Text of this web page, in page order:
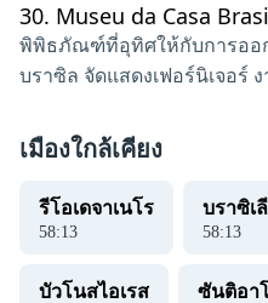
30. Museu da Casa
พิพิธภัณฑ์ที่อุทิศให้กับการออ
บราซิล จัดแสดงเฟอร์นิเจอร์
เมืองใกล้เคียง
รีโอเดจาเนโร
58:13
บราซิเ
58:13
บัวโนสไอเรส ซันติอา